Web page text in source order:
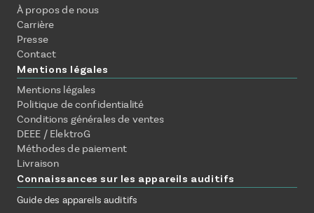
À propos de nous
Carrière
Presse
Contact
Mentions légales
Mentions légales
Politique de confidentialité
Conditions générales de ventes
DEEE / ElektroG
Méthodes de paiement
Livraison
Connaissances sur les appareils auditifs
Guide des appareils auditifs